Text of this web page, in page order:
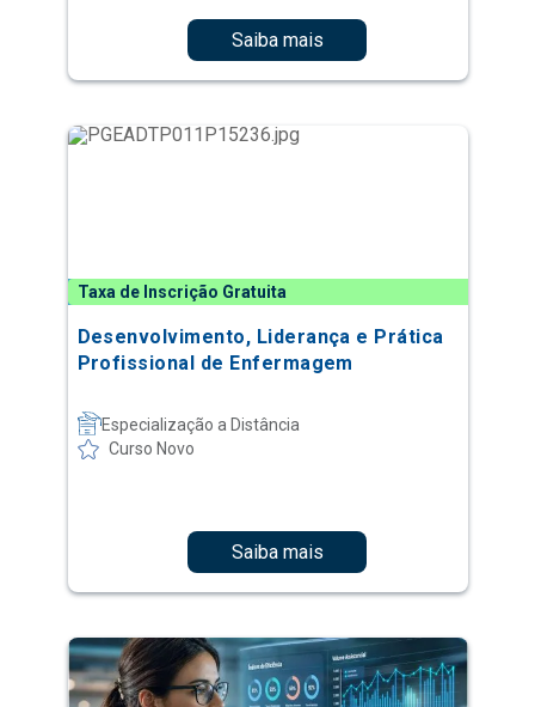
Saiba mais
Taxa de Inscrição Gratuita
Desenvolvimento, Liderança e Prática
Profissional de Enfermagem
Especialização a Distância
Curso Novo
Saiba mais